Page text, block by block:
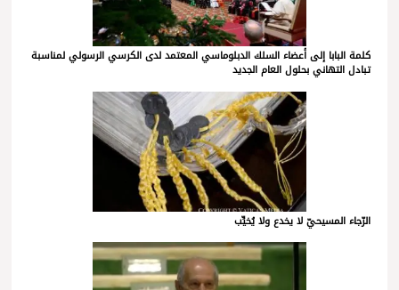
كلمة البابا إلى أعضاء السلك الدبلوماسي المعتمد لدى الكرسي الرسولي لمناسبة
تبادل التهاني بحلول العام الجديد
الرّجاء المسيحيّ لا يخدع ولا يُخيِّب